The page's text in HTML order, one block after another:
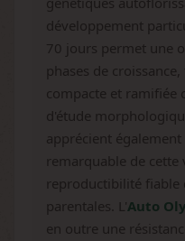
développement
70 jours permet une
phases de
compacte et ramifiée
d'étude
apprécient
remarquable de
reproductibilité fiable
parentales. L'Auto
en outre une